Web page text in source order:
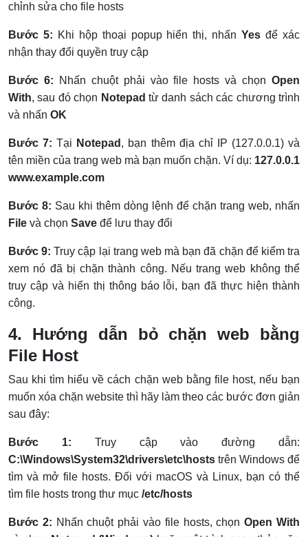
chỉnh sửa cho file hosts
Bước 5: Khi hộp thoại popup hiển thị, nhấn Yes để xác
nhận thay đổi quyền truy cập
Bước 6: Nhấn chuột phải vào file hosts và chọnOpen
With, sau đó chọn Notepad từ danh sách các chương trình
và nhấn OK
Bước 7: Tại Notepad , bạn thêm địa chỉ IP (127.0.0.1) và
tên miền của trang web mà bạn muốn chặn. Ví dụ: 127.0.0.1
www.example.com
Bước 8: Sau khi thêm dòng lệnh để chặn trang web, nhấn
File và chọn Save để lưu thay đổi
Bước 9: Truy cập lại trang web mà bạn đã chặn để kiểm tra
xem nó đã bị chặn thành công. Nếu trang web không thể
truy cập và hiển thị thông báo lỗi, bạn đã thực hiện thành
công.
4. Hướng dẫn bỏ chặn web bằng
File Host
Sau khi tìm hiểu về cách chặn web bằng file host, nếu bạn
muốn xóa chặn website thì hãy làm theo các bước đơn giản
sau đây:
Bước 1: Truy cập vào đường dẫn:
C:\Windows\System32\drivers\etc\hosts trên Windows để
tìm và mở file hosts. Đối với macOS và Linux, bạn có thể
tìm file hosts trong thư mục /etc/hosts
Bước 2: Nhấn chuột phải vào file hosts, chọn Open With